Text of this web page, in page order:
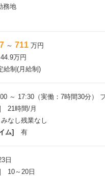
務地
～ 711 万円
万円
給制(月給制)
～ 17:30（実働：7時間30分）
21時間/月
みなし残業なし
ム]
有
日
10～20日